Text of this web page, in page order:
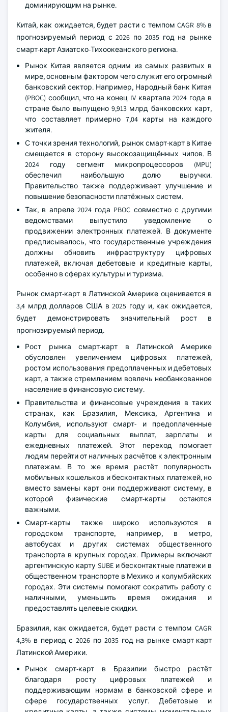
доминирующим на рынке.
Китай, как ожидается, будет расти с темпом CAGR 8% в
прогнозируемый период с 2026 по 2035 год на рынке
смарт-карт Азиатско-Тихоокеанского региона.
Рынок Китая является одним из самых развитых в
мире, основным фактором чего служит его огромный
банковский сектор. Например, Народный банк Китая
(PBOC) сообщил, что на конец IV квартала 2024 года в
стране было выпущено 9,913 млрд банковских карт,
что составляет примерно 7,04 карты на каждого
жителя.
С точки зрения технологий, рынок смарт-карт в Китае
смещается в сторону высокозащищённых чипов. В
2024 году сегмент микропроцессоров (MPU)
обеспечил наибольшую долю выручки.
Правительство также поддерживает улучшение и
повышение безопасности платёжных систем.
Так, в апреле 2024 года PBOC совместно с другими
ведомствами выпустило уведомление о
продвижении электронных платежей. В документе
предписывалось, что государственные учреждения
должны обновить инфраструктуру цифровых
платежей, включая дебетовые и кредитные карты,
особенно в сферах культуры и туризма.
Рынок смарт-карт в Латинской Америке оценивается в
3,4 млрд долларов США в 2025 году и, как ожидается,
будет демонстрировать значительный рост в
прогнозируемый период.
Рост рынка смарт-карт в Латинской Америке
обусловлен увеличением цифровых платежей,
ростом использования предоплаченных и дебетовых
карт, а также стремлением вовлечь необанкованное
население в финансовую систему.
Правительства и финансовые учреждения в таких
странах, как Бразилия, Мексика, Аргентина и
Колумбия, используют смарт- и предоплаченные
карты для социальных выплат, зарплаты и
ежедневных платежей. Этот переход помогает
людям перейти от наличных расчётов к электронным
платежам. В то же время растёт популярность
мобильных кошельков и бесконтактных платежей, но
вместо замены карт они поддерживают систему, в
которой физические смарт-карты остаются
важными.
Смарт-карты также широко используются в
городском транспорте, например, в метро,
автобусах и других системах общественного
транспорта в крупных городах. Примеры включают
аргентинскую карту SUBE и бесконтактные платежи в
общественном транспорте в Мехико и колумбийских
городах. Эти системы помогают сократить работу с
наличными, уменьшить время ожидания и
предоставлять целевые скидки.
Бразилия, как ожидается, будет расти с темпом CAGR
4,3% в период с 2026 по 2035 год на рынке смарт-карт
Латинской Америки.
Рынок смарт-карт в Бразилии быстро растёт
благодаря росту цифровых платежей и
поддерживающим нормам в банковской сфере и
сфере государственных услуг. Дебетовые и